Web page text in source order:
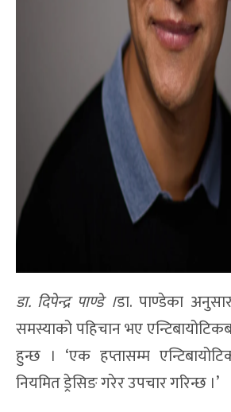
डा. दिपेन्द्र पाण्डे ।डा. पाण्डेका
समस्याको पहिचान भए
हुन्छ । ‘एक हप्तासम्म
नियमित ड्रेसिङ गरेर उपचार गरिन्छ ।’